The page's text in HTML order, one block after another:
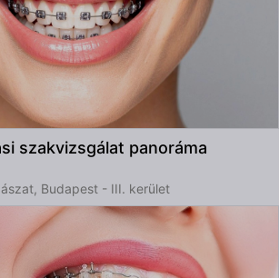
szakvizsgálat panoráma
Budapest - III. kerület